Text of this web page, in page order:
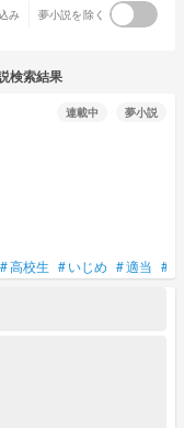
み 夢小説を除く
検索結果
連載中 夢小説
#高校生 #いじめ #適当 #